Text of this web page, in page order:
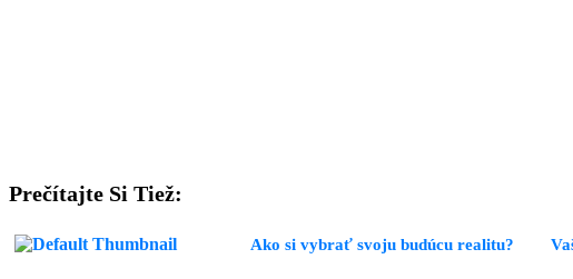
Prečítajte Si Tiež:
Ako si vybrať svoju budúcu realitu?